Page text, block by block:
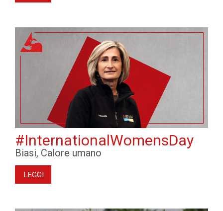
#InternationalWomensDay
Biasi, Calore umano
LEGGI